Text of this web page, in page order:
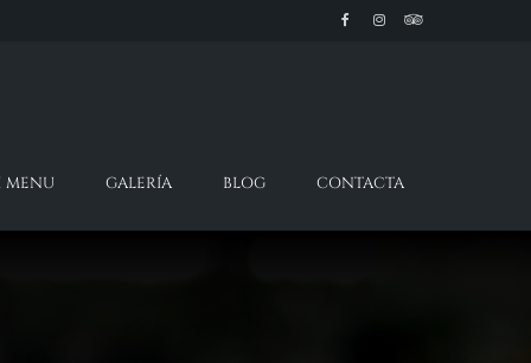
MENU GALERÍA BLOG CONTACTA